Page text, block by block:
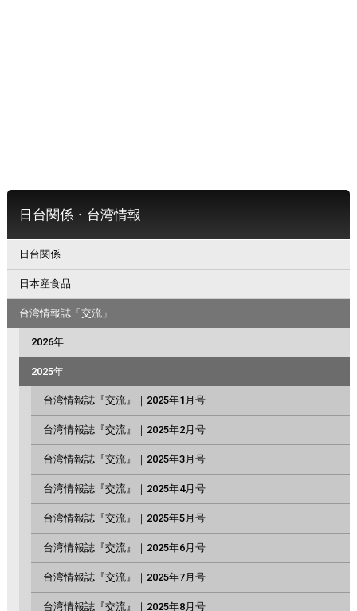
日台関係・台湾情報
日台関係
日本産食品
台湾情報誌「交流」
2026年
2025年
台湾情報誌『交流』｜2025年1月号
台湾情報誌『交流』｜2025年2月号
台湾情報誌『交流』｜2025年3月号
台湾情報誌『交流』｜2025年4月号
台湾情報誌『交流』｜2025年5月号
台湾情報誌『交流』｜2025年6月号
台湾情報誌『交流』｜2025年7月号
台湾情報誌『交流』｜2025年8月号